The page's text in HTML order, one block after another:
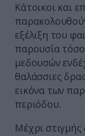
Κάτοικοι και
εξέλιξη του
παρουσία
μεδουσών
θαλάσσιες
εικόνα των
περιόδου.
Μέχρι